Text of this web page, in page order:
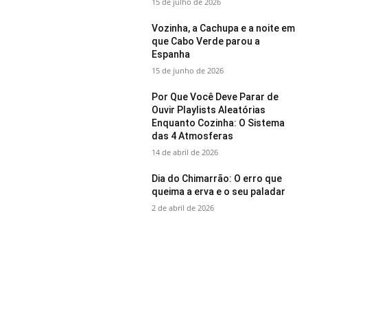
Vozinha, a Cachupa e a noite em
que Cabo Verde parou a
Espanha
15 de junho de 2026
Por Que Você Deve Parar de
Ouvir Playlists Aleatórias
Enquanto Cozinha: O Sistema
das 4 Atmosferas
14 de abril de 2026
Dia do Chimarrão: O erro que
queima a erva e o seu paladar
2 de abril de 2026